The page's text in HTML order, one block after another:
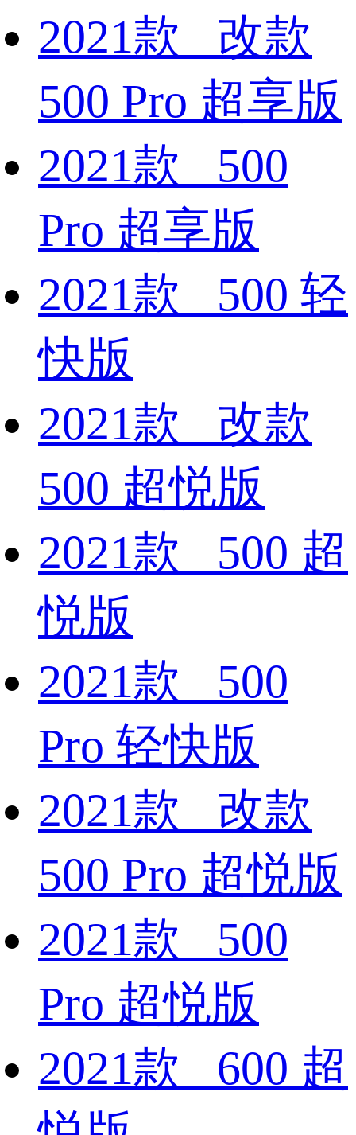
2021款 改款
500 Pro 超享版
2021款 500
Pro 超享版
2021款 500 轻
快版
2021款 改款
500 超悦版
2021款 500 超
悦版
2021款 500
Pro 轻快版
2021款 改款
500 Pro 超悦版
2021款 500
Pro 超悦版
2021款 600 超